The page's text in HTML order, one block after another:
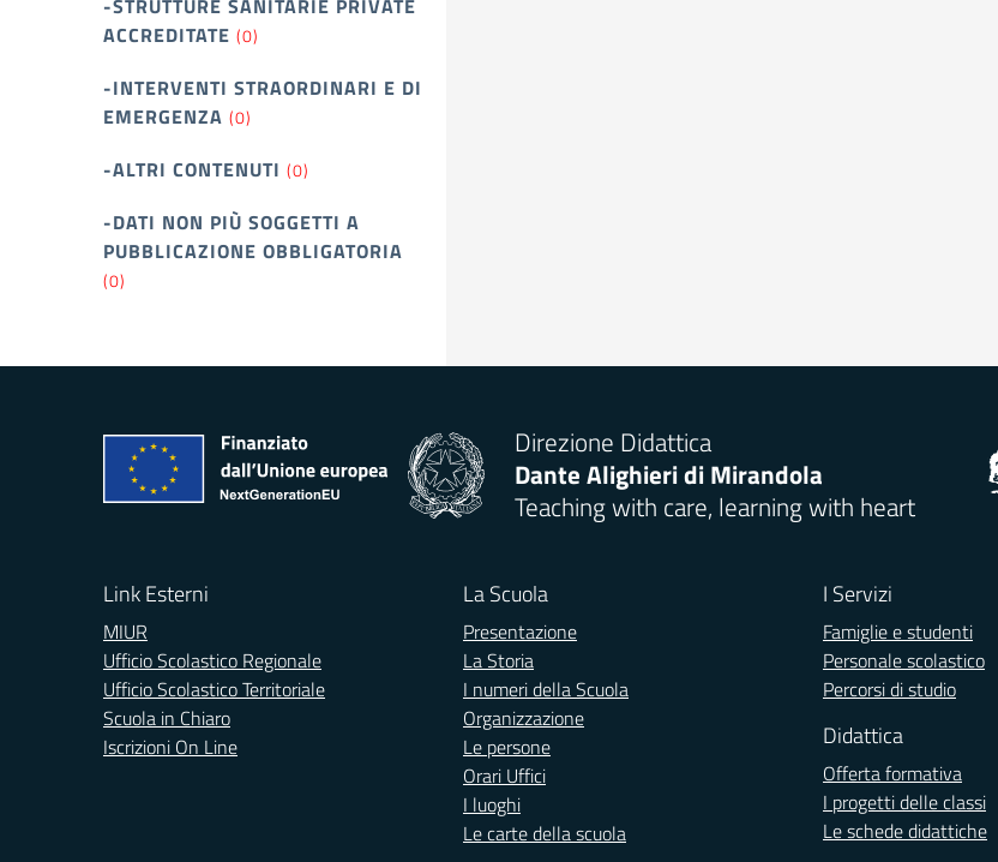
-STRUTTURE SANITARIE PRIVATE
ACCREDITATE (0)
-INTERVENTI STRAORDINARI E DI
EMERGENZA (0)
-ALTRI CONTENUTI (0)
-DATI NON PIÙ SOGGETTI A
PUBBLICAZIONE OBBLIGATORIA
(0)
Direzione Didattica
Dante Alighieri di Mirandola
Teaching with care, learning with heart
Link Esterni
MIUR
Ufficio Scolastico Regionale
Ufficio Scolastico Territoriale
Scuola in Chiaro
Iscrizioni On Line
La Scuola
Presentazione
La Storia
I numeri della Scuola
Organizzazione
Le persone
Orari Uffici
I luoghi
Le carte della scuola
I Servizi
Famiglie e studenti
Personale scolastico
Percorsi di studio
Didattica
Offerta formativa
I progetti delle classi
Le schede didattiche